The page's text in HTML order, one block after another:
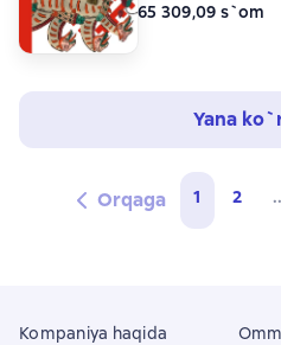
65 309,09 s`om
Yana
Orqaga 1 2
Kompaniya haqida